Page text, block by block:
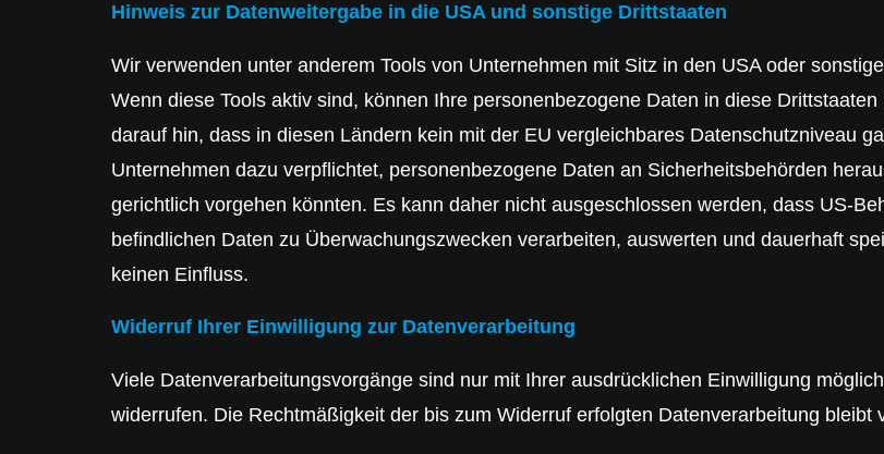
Hinweis zur Datenweitergabe in die USA und sonstige Drittstaaten
Wir verwenden unter anderem Tools von Unternehmen mit Sitz in den USA oder
Wenn diese Tools aktiv sind, können Ihre personenbezogene Daten in diese
darauf hin, dass in diesen Ländern kein mit der EU vergleichbares Datenschutzniveau
Unternehmen dazu verpflichtet, personenbezogene Daten an Sicherheitsbehörden
gerichtlich vorgehen könnten. Es kann daher nicht ausgeschlossen werden, dass US-
befindlichen Daten zu Überwachungszwecken verarbeiten, auswerten und dauerhaft
keinen Einfluss.
Widerruf Ihrer Einwilligung zur Datenverarbeitung
Viele Datenverarbeitungsvorgänge sind nur mit Ihrer ausdrücklichen Einwilligung
widerrufen. Die Rechtmäßigkeit der bis zum Widerruf erfolgten Datenverarbeitung bleibt